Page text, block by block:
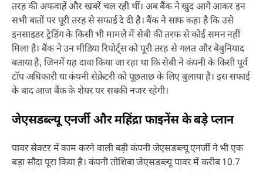
तरह की अफवाहें और खबरें चल रही थीं। अब बैंक ने खुद आगे आकर इन
सभी बातों पर पूरी तरह से सफाई दे दी है। बैंक ने साफ कहा है कि उसे
इनसाइडर ट्रेडिंग के किसी भी मामले में सेबी की तरफ से कोई समन नहीं
मिला है। बैंक ने उन मीडिया रिपोर्ट्स को पूरी तरह से गलत और बेबुनियाद
बताया है, जिनमें यह दावा किया जा रहा था कि सेबी ने कंपनी के किसी पूर्व
टॉप अधिकारी या कंपनी सेक्रेटरी को पूछताछ के लिए बुलाया है। इस सफाई
के बाद आज बैंक के शेयर पर सबकी नजर रहेगी।
जेएसडब्ल्यू एनर्जी और महिंद्रा फाइनेंस के बड़े प्लान
पावर सेक्टर में काम करने वाली बड़ी कंपनी जेएसडब्ल्यू एनर्जी ने भी एक
बड़ा सौदा पूरा किया है। कंपनी तोशिबा जेएसडब्ल्यू पावर में करीब 10.7